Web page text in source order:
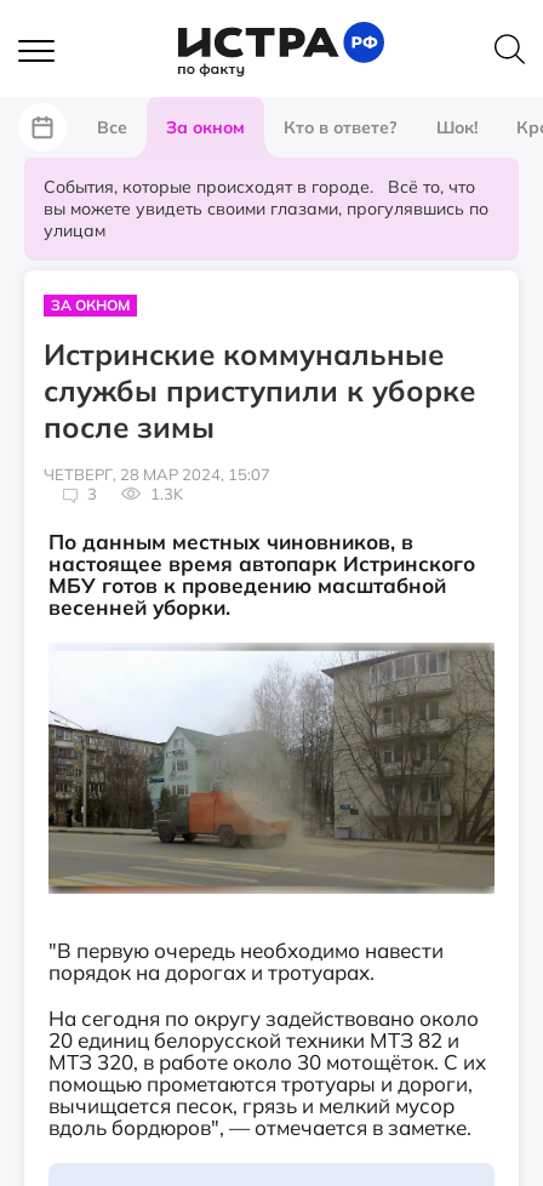
Все За окном Кто в ответе? Шок!
События, которые происходят в городе. Всё то, что
вы можете увидеть своими глазами, прогулявшись по
улицам
ЗА ОКНОМ
Истринские коммунальные
службы приступили к уборке
после зимы
ЧЕТВЕРГ, 28 МАР 2024, 15:07
3
1.3K
По данным местных чиновников, в
настоящее время автопарк Истринского
МБУ готов к проведению масштабной
весенней уборки.
"В первую очередь необходимо навести
порядок на дорогах и тротуарах.
На сегодня по округу задействовано около
20 единиц белорусской техники МТЗ 82 и
МТЗ 320, в работе около 30 мотощёток. С их
помощью прометаются тротуары и дороги,
вычищается песок, грязь и мелкий мусор
вдоль бордюров", — отмечается в заметке.